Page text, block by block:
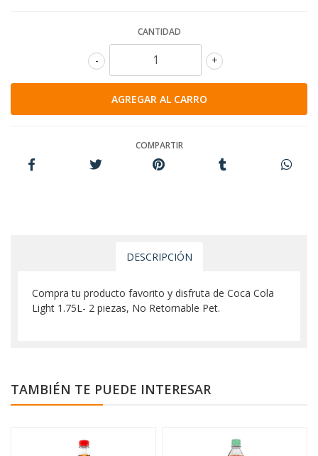
CANTIDAD
+
-
COMPARTIR
DESCRIPCIÓN
Compra tu producto favorito y disfruta de Coca Cola
Light 1.75L- 2 piezas, No Retornable Pet.
TAMBIÉN TE PUEDE INTERESAR